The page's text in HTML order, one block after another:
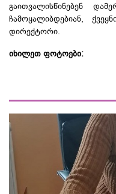
გაითვალისწინებენ
ჩამოყალიბდებიან,
დირექტორი.
იხილეთ ფოტოები: